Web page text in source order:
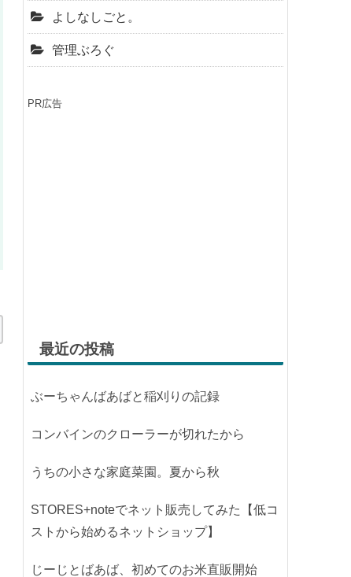
よしなしごと。
管理ぶろぐ
PR広告
最近の投稿
ぶーちゃんばあばと稲刈りの記録
コンバインのクローラーが切れたから
うちの小さな家庭菜園。夏から秋
STORES+noteでネット販売してみた【低コ
ストから始めるネットショップ】
じーじとばあば、初めてのお米直販開始